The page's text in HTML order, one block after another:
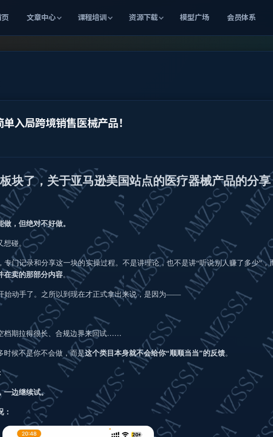
页 文章中心 课程培训 资源下载 模型广场 会员体系
入局跨境销售医械产品！
块了，关于亚马逊美国站点的医疗器械产品的分享
，但绝对不好做。
想碰。
门记录和分享这一块的实操过程。不是讲理论，也不是讲“听说别人赚了多少”，
在卖的那部分内容。
始动手了。之所以到现在才正式拿出来说，是因为——
档期拉得很长、合规边界来回试……
时候不是你不会做，而是这个类目本身就不会给你“顺顺当当”的反馈。
边继续试。